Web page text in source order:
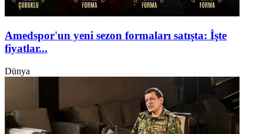
Amedspor'un yeni sezon formaları satışta: İşte
fiyatlar...
Dünya